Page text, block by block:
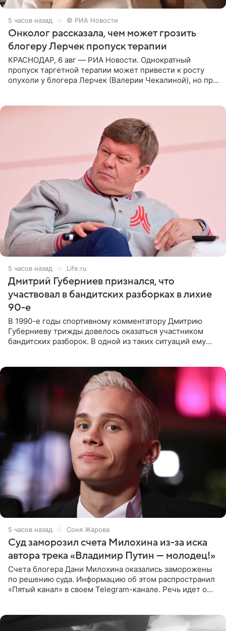
5 часов назад © РИА Новости
Онколог рассказала, чем может грозить
блогеру Лерчек пропуск терапии
КРАСНОДАР, 6 авг — РИА Новости. Однократный
пропуск таргетной терапии может привести к росту
опухоли у блогера Лерчек (Валерии Чекалиной), но при
5 часов назад Life.ru
Дмитрий Губерниев признался, что
участвовал в бандитских разборках в лихие
90-е
В 1990-е годы спортивному комментатору Дмитрию
Губерниеву трижды довелось оказаться участником
бандитских разборок. В одной из таких ситуаций ему
5 часов назад Соня Жарова
Суд заморозил счета Милохина из-за иска
автора трека «Владимир Путин — молодец!»
Счета блогера Дани Милохина оказались заморожены
по решению суда. Информацию об этом распространил
«Пятый канал» в своем Telegram-канале. Речь идет о